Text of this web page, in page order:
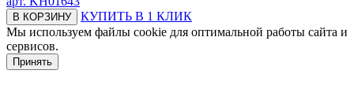
В КОРЗИНУ
КУПИТЬ В 1 КЛИК
Мы используем файлы cookie для оптимальной работы сайта и
сервисов.
Принять